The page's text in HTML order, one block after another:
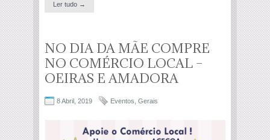
Ler tudo →
NO DIA DA MÃE COMPRE
NO COMÉRCIO LOCAL –
OEIRAS E AMADORA
8 Abril, 2019 Eventos Gerais